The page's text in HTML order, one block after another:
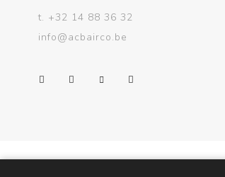
t. +32 14 88 36 32
info@acbairco.be